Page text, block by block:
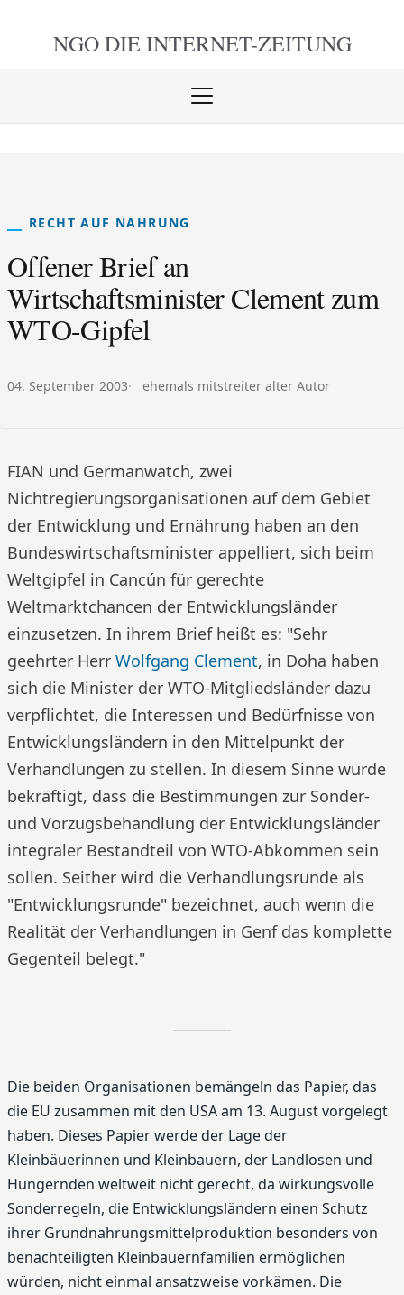
NGO DIE INTERNET-ZEITUNG
Menü
RECHT AUF NAHRUNG
Offener Brief an
Wirtschaftsminister Clement zum
WTO-Gipfel
Veröffentlicht am:
04. September 2003 Autor:
ehemals mitstreiter alter Autor
FIAN und Germanwatch, zwei
Nichtregierungsorganisationen auf dem Gebiet
der Entwicklung und Ernährung haben an den
Bundeswirtschaftsminister appelliert, sich beim
Weltgipfel in Cancún für gerechte
Weltmarktchancen der Entwicklungsländer
einzusetzen. In ihrem Brief heißt es: "Sehr
geehrter Herr Wolfgang Clement, in Doha haben
sich die Minister der WTO-Mitgliedsländer dazu
verpflichtet, die Interessen und Bedürfnisse von
Entwicklungsländern in den Mittelpunkt der
Verhandlungen zu stellen. In diesem Sinne wurde
bekräftigt, dass die Bestimmungen zur Sonder-
und Vorzugsbehandlung der Entwicklungsländer
integraler Bestandteil von WTO-Abkommen sein
sollen. Seither wird die Verhandlungsrunde als
"Entwicklungsrunde" bezeichnet, auch wenn die
Realität der Verhandlungen in Genf das komplette
Gegenteil belegt."
Die beiden Organisationen bemängeln das Papier, das
die EU zusammen mit den USA am 13. August vorgelegt
haben. Dieses Papier werde der Lage der
Kleinbäuerinnen und Kleinbauern, der Landlosen und
Hungernden weltweit nicht gerecht, da wirkungsvolle
Sonderregeln, die Entwicklungsländern einen Schutz
ihrer Grundnahrungsmittelproduktion besonders von
benachteiligten Kleinbauernfamilien ermöglichen
würden, nicht einmal ansatzweise vorkämen. Die